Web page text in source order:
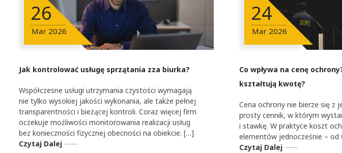
26
Mar 2026
Jak kontrolować usługę sprzątania zza biurka?
Współczesne usługi utrzymania czystości wymagają
nie tylko wysokiej jakości wykonania, ale także pełnej
transparentności i bieżącej kontroli. Coraz więcej firm
oczekuje możliwości monitorowania realizacji usług
bez konieczności fizycznej obecności na obiekcie. […]
Czytaj Dalej
24
Mar 2026
Co wpływa na cenę
kształtują kwotę?
Cena ochrony nie bierze się z
prosty cennik, w którym
i stawkę. W praktyce koszt
elementów jednocześnie –
Czytaj Dalej